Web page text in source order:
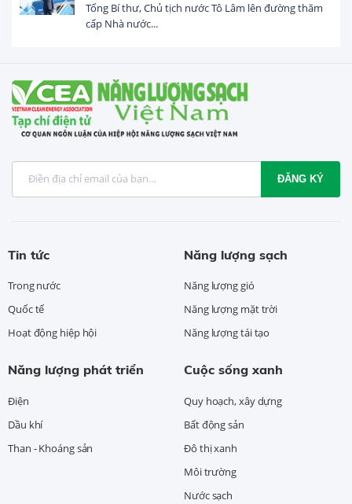
Tổng vốn FDI đăng ký vào Việt Nam đạt gần 25 tỷ
USD trong 5 tháng...
ĐĂNG KÝ
Tin tức
Trong nước
Quốc tế
Hoạt động hiệp hội
Năng lượng sạch
Năng lượng gió
Năng lượng mặt trời
Năng lượng tái tạo
Năng lượng phát triển
Điện
Dầu khí
Than - Khoáng sản
Cuộc sống xanh
Quy hoạch, xây dựng
Bất động sản
Đô thị xanh
Môi trường
Nước sạch